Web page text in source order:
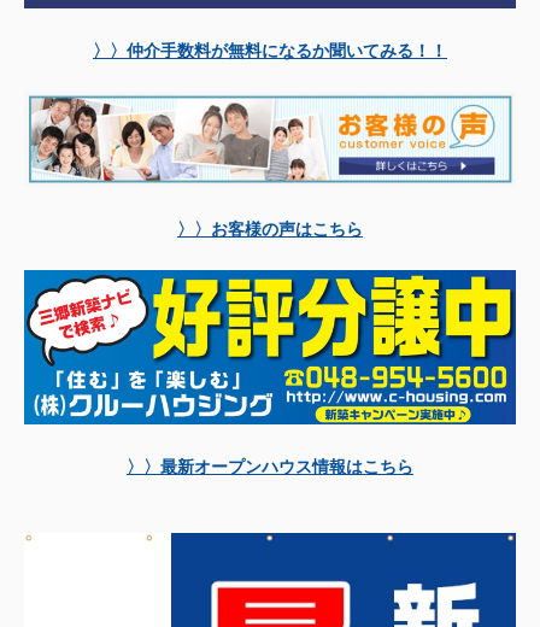
〉〉仲介手数料が無料になるか聞いてみる！！
〉〉お客様の声はこちら
〉〉最新オープンハウス情報はこちら